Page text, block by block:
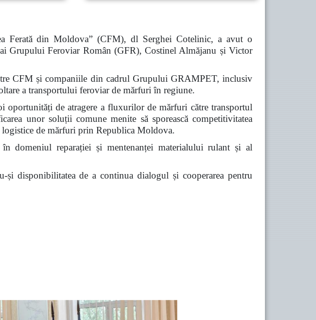
Ferată din Moldova” (CFM), dl Serghei Cotelinic, a avut o
Grupului Feroviar Român (GFR), Costinel Almăjanu și Victor
CFM și companiile din cadrul Grupului GRAMPET, inclusiv
a transportului feroviar de mărfuri în regiune.
de atragere a fluxurilor de mărfuri către transportul
unor soluții comune menite să sporească competitivitatea
de mărfuri prin Republica Moldova.
domeniul reparației și mentenanței materialului rulant și al
și disponibilitatea de a continua dialogul și cooperarea pentru